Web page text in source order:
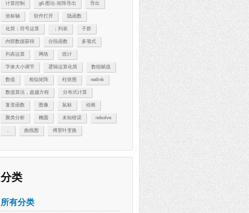
计算控制 g6-图论-矩阵导出 导出
坐标轴 软件打开 隐函数
化简；符号运算 ；列表 子群
内部数据获得 分段函数 多项式
列表运算 网络 统计
字体大小调节 逻辑运算化简 数组赋值
数值 相似矩阵 柱状图 netlink
数值算法，超越方程 分布式计算
复变函数 图像 鼠标 动画
聚类分析 椭圆 未知错误 ndsolve
， 曲线图 傅里叶变换
分类
所有分类